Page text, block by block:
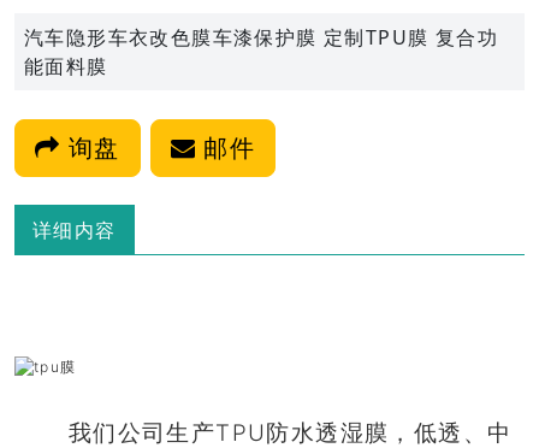
汽车隐形车衣改色膜车漆保护膜 定制TPU膜 复合功
能面料膜
询盘 邮件
详细内容
我们公司生产TPU防水透湿膜，低透、中